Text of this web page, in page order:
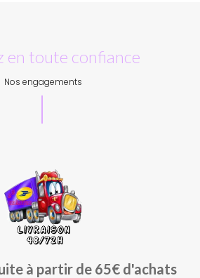
en toute confiance
Nos engagements
à partir de 65€ d'achats